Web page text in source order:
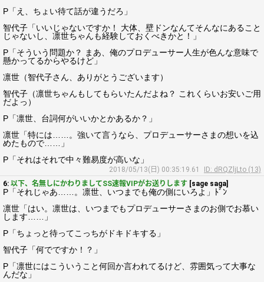
P「え、ちょい待て話が違うだろ」
智代子「いいじゃないですか！ 大体、壁ドンなんてそんなにあること
じゃないし、凛世ちゃんも経験しておくべきかと！」
P「そういう問題か？ まあ、俺のプロデューサー人生が色んな意味で
懸かってるからやるけど」
凛世（智代子さん、ありがとうございます）
智代子（凛世ちゃんもしてもらいたんだよね？ これくらいお安いご用
だよっ）
P「凛世、台詞何がいいかとかあるか？」
凛世「特には……。強いて言うなら、プロデューサーさまの想いを込
めたもので……」
P「それはそれで中々難易度が高いな」
2018/05/13(日) 00:35:19.61
ID: dRQZljLto (13)
6: 以下、名無しにかわりましてSS速報VIPがお送りします [sage saga]
P「それじゃあ……。凛世、いつまでも俺の側にいろよ」ﾄﾞﾝ
凛世「はい。凛世は、いつまでもプロデューサーさまのお側でお慕い
します……」
P「ちょっと待ってこっちがドキドキする」
智代子「何でですか！？」
P「凛世にはこういうこと何回か言われてるけど、雰囲気って大事な
んだな」